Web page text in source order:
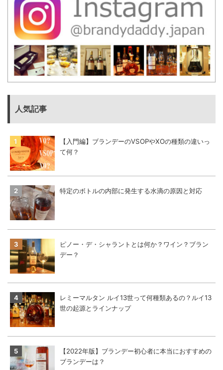
人気記事
【入門編】ブランデーのVSOPやXOの種類の違いっ
て何？
特定のボトルの内部に発生する水滴の原因と対応
ピノー・デ・シャラントとは何か？ワイン？ブラン
デー？
レミーマルタン ルイ13世って何種類あるの？ルイ13
世の起源とラインナップ
【2022年版】ブランデー初心者に本当におすすめの
ブランデーは？